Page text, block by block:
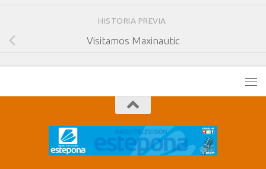
HISTORIA PREVIA
Visitamos Maxinautic